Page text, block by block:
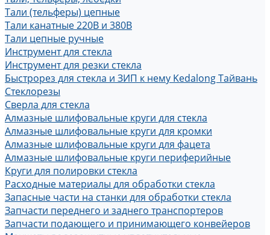
Тали (тельферы) цепные
Тали канатные 220В и 380В
Тали цепные ручные
Инструмент для стекла
Инструмент для резки стекла
Быстрорез для стекла и ЗИП к нему Kedalong Тайвань
Стеклорезы
Сверла для стекла
Алмазные шлифовальные круги для стекла
Алмазные шлифовальные круги для кромки
Алмазные шлифовальные круги для фацета
Алмазные шлифовальные круги периферийные
Круги для полировки стекла
Расходные материалы для обработки стекла
Запасные части на станки для обработки стекла
Запчасти переднего и заднего транспортеров
Запчасти подающего и принимающего конвейеров